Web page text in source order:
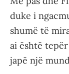
duke i
shumë të
ai është
japë një